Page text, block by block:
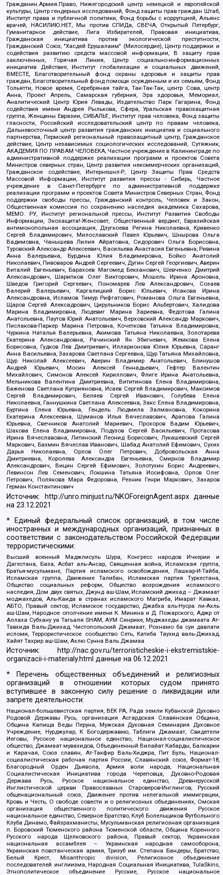
Гражданин.Армия.Право, Нижегородский центр немецкой и европейской
культуры, Центр гендерных исследований, Фонд защиты прав граждан Штаб,
Институт права и публичной политики, Фонд борьбы с коррупцией, Альянс
врачей, НАСИЛИЮ.НЕТ, Мы против СПИДа, СВЕЧА, Открытый Петербург,
Гуманитарное действие, Лига Избирателей, Правовая инициатива,
Гражданская инициатива против экологической преступности,
Гражданский Союз, "Хасдей Ерушалаим" (Милосердие), Центр поддержки и
содействия развитию средств массовой информации, В защиту прав
заключенных, Горячая Линия, Центр социально-информационных
инициатив Действие, Институт глобализации и социальных движений,
ВМЕСТЕ, Благотворительный фонд охраны здоровья и защиты прав
граждан, Благотворительный фонд помощи осужденным и их семьям, Фонд
Тольятти, Новое время, Серебряная тайга, Так-Так-Так, центр Сова, центр
Анна, Проект Апрель, Самарская губерния, Эра здоровья, Мемориал,
Аналитический Центр Юрия Левады, Издательство Парк Гагарина, Фонд
содействия имени Андрея Рылькова, Сфера, Уральская правозащитная
группа, Женщины Евразии, СИБАЛЬТ, Институт прав человека, Фонд защиты
гласности, Российский исследовательский центр по правам человека,
Дальневосточный центр развития гражданских инициатив и социального
партнерства, Пермский региональный правозащитный центр, Гражданское
действие, Центр независимых социологических исследований, Сутяжник,
АКАДЕМИЯ ПО ПРАВАМ ЧЕЛОВЕКА, Частное учреждение в Калининграде по
административной поддержке реализации программ и проектов Совета
Министров северных стран, Центр развития некоммерческих организаций,
Гражданское содействие, Интернешнл-Р, Центр Защиты Прав Средств
Массовой Информации, Институт развития прессы - Сибирь, Частное
учреждение в Санкт-Петербурге по административной поддержке
реализации программ и проектов Совета Министров Северных Стран, Фонд
поддержки свободы прессы, Гражданский контроль, Человек и Закон,
Общественная комиссия по сохранению наследия академика Сахарова,
МЕМО. РУ, Институт региональной прессы, Институт Развития Свободы
Информации, Экозащита!-Женсовет, Общественный вердикт, Евразийская
антимонопольная ассоциация, Дзугкоева Регина Николаевна, Кривенко
Сергей Владимирович, Милославский Павел Юрьевич, Шнырова Ольга
Вадимовна, Чанышева Лилия Айратовна, Сидорович Ольга Борисовна,
Туровский Александр Алексеевич, Васильева Анастасия Евгеньевна, Ривина
Анна Валерьевна, Бурдина Юлия Владимировна, Бойко Анатолий
Николаевич, Пивоваров Андрей Сергеевич, Дугин Сергей Георгиевич, Аверин
Виталий Евгеньевич, Барахоев Магомед Бекханович, Шевченко Дмитрий
Александрович, Шарипков Олег Викторович, Мошель Ирина Ароновна,
Шведов Григорий Сергеевич, Пономарев Лев Александрович, Созаев
Валерий Валерьевич, Каргалицкий Борис Юльевич, Исакова Ирина
Александровна, Исламов Тимур Рифгатович, Романова Ольга Евгеньевна,
Щаров Сергей Алексадрович, Цирульников Борис Альбертович, Халидова
Марина Владимировна, Людевиг Марина Зариевна, Федотова Галина
Анатольевна, Паутов Юрий Анатольевич, Верховский Александр Маркович,
Пислакова-Паркер Марина Петровна, Кочеткова Татьяна Владимировна,
Чуркина Наталья Валерьевна, Акимова Татьяна Николаевна, Золотарева
Екатерина Александровна, Рачинский Ян Збигневич, Жемкова Елена
Борисовна, Гудков Лев Дмитриевич, Илларионова Юлия Юрьевна, Саранг
Анна Васильевна, Захарова Светлана Сергеевна, Щур Татьяна Михайловна,
Щур Николай Алексеевич, Аверин Владимир Анатольевич, Блинушов
Андрей Юрьевич, Мосин Алексей Геннадьевич, Гефтер Валентин
Михайлович, Симонов Алексей Кириллович, Флиге Ирина Анатольевна,
Мельникова Валентина Дмитриевна, Вититинова Елена Владимировна,
Баженова Светлана Куприяновна, Исаев Сергей Владимирович, Максимов
Сергей Владимирович, Беляев Сергей Иванович, Голубева Елена
Николаевна, Ганнушкина Светлана Алексеевна, Закс Елена Владимировна,
Буртина Елена Юрьевна, Гендель Людмила Залмановна, Кокорина
Екатерина Алексеевна, Шуманов Илья Вячеславович, Арапова Галина
Юрьевна, Свечников Анатолий Мариевич, Прохоров Вадим Юрьевич,
Шахова Елена Владимировна, Подузов Сергей Васильевич, Протасова
Ирина Вячеславовна, Литинский Леонид Борисович, Лукашевский Сергей
Маркович, Бахмин Вячеслав Иванович, Шабад Анатолий Ефимович, Сухих
Дарья Николаевна, Орлов Олег Петрович, Добровольская Анна
Дмитриевна, Королева Александра Евгеньевна, Смирнов Владимир
Александрович, Вицин Сергей Ефимович, Золотухин Борис Андреевич,
Левинсон Лев Семенович, Локшина Татьяна Иосифовна, Орлов Олег
Петрович, Полякова Мара Федоровна, Резник Генри Маркович, Захаров
Герман Константинович
Источник: http://unro.minjust.ru/NKOForeignAgent.aspxданные
на23.12.2021
* Единый федеральный список организаций, в том числе
иностранных и международных организаций, признанных в
соответствии с законодательством Российской Федерации
террористическими:
Высший военный Маджлисуль Шура, Конгресс народов Ичкерии и
Дагестана, База, Асбат аль-Ансар, Священная война, Исламская группа,
Братья-мусульмане, Партия исламского освобождения, Лашкар-И-Тайба,
Исламская группа, Движение Талибан, Исламская партия Туркестана,
Общество социальных реформ, Общество возрождения исламского
наследия, Дом двух святых, Джунд аш-Шам, Исламский джихад – Джамаат
моджахедов, Аль-Каида в странах исламского Магриба, Имарат Кавказ,
АБТО, Правый сектор, Исламское государство, Джабха аль-Нусра ли-Ахль
аш-Шам, Народное ополчение имени К. Минина и Д. Пожарского, Аджр от
Аллаха Субхану уа Тагьаля SHAM, АУМ Синрике, Муджахеды джамаата Ат-
Тавхида Валь-Джихад, Чистопольский Джамаат, Рохнамо ба суи давлати
исломи, Террористическое сообщество Сеть, Катиба Таухид валь-Джихад,
Хайят Тахрир аш-Шам, Ахлю Сунна Валь Джамаа
Источник:
http://nac.gov.ru/terroristicheskie-i-ekstremistskie-
organizacii-i-materialy.html данные на06.12.2021
* Перечень общественных объединений и религиозных
организаций в отношении которых судом принято
вступившее в законную силу решение о ликвидации или
запрете деятельности:
Национал-большевистская партия, ВЕК РА, Рада земли Кубанской Духовно
Родовой Державы Русь, организация Асгардская Славянская Община,
Община Капища Веды Перуна, Мужская Духовная Семинария Духовное
Учреждение, Нурджулар, К Богодержавию, Таблиги Джамаат, Свидетели
Иеговы, Русское национальное единство, Национал-социалистическое
общество, Джамаат мувахидов, Объединенный Вилайат Кабарды, Балкарии
и Карачая, Союз славян, Ат-Такфир Валь-Хиджра, Пит Буль, Национал-
социалистическая рабочая партия России, Славянский союз, Формат-18,
Благородный Орден Дьявола, Армия воли народа, Национальная
Социалистическая Инициатива города Череповца, Духовно-Родовая
Держава Русь, Русское национальное единство, Древнерусской
Инглистической церкви Православных Староверов-Инглингов, Русский
общенациональный союз, Движение против нелегальной иммиграции,
Кровь и Честь, О свободе совести и о религиозных объединениях, Омская
организация общественного политического движения Русское
национальное единство, Северное Братство, Клуб Болельщиков Футбольного
Клуба Динамо, Файзрахманисты, Мусульманская религиозная организация
п. Боровский Тюменского района Тюменской области, Община Коренного
Русского народа Щелковского района, Правый сектор, Украинская
национальная ассамблея – Украинская народная самооборона,
Украинская повстанческая армия, Тризуб им. Степана Бандеры, Братство,
Белый Крест, Misanthropic division, Религиозное объединение
последователей инглиизма, Народная Социальная Инициатива, TulaSkins,
Этнополитическое объединение Русские, Русское национальное